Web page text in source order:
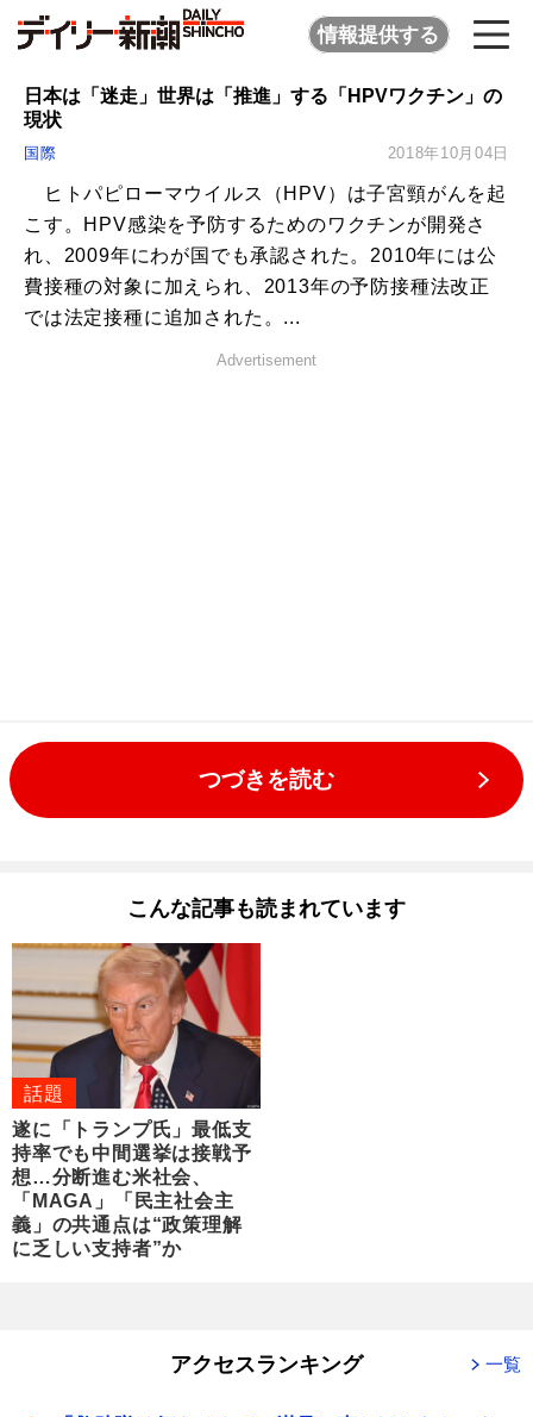
情報提供する
日本は「迷走」世界は「推進」する「HPVワクチン」の
現状
国際 2018年10月04日
ヒトパピローマウイルス（HPV）は子宮頸がんを起
こす。HPV感染を予防するためのワクチンが開発さ
れ、2009年にわが国でも承認された。2010年には公
費接種の対象に加えられ、2013年の予防接種法改正
では法定接種に追加された。...
Advertisement
つづきを読む
こんな記事も読まれています
話題
遂に「トランプ氏」最低支
持率でも中間選挙は接戦予
想…分断進む米社会、
「MAGA」「民主社会主
義」の共通点は“政策理解
に乏しい支持者”か
アクセスランキング 一覧